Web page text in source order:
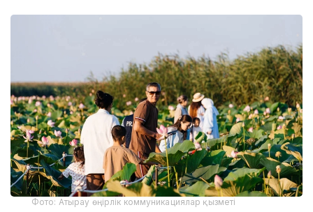
Фото: Атырау өңірлік коммуникациялар қызметі